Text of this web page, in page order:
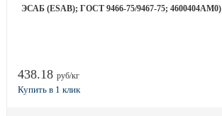
ЭСАБ (ESAB); ГОСТ 9466-75/9467-75; 4600404AM0)
438.18 руб/кг